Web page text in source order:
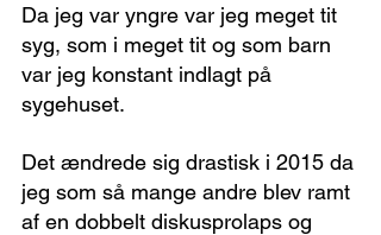
Da jeg var yngre var jeg meget tit
syg, som i meget tit og som barn
var jeg konstant indlagt på
sygehuset.
Det ændrede sig drastisk i 2015 da
jeg som så mange andre blev ramt
af en dobbelt diskusprolaps og